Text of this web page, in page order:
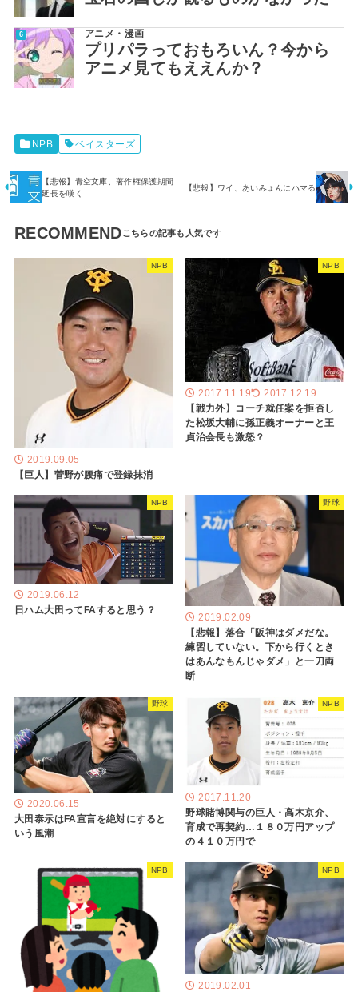
アニメ・漫画
プリパラっておもろいん？今から
アニメ見てもええんか？
NPB ベイスターズ
【悲報】青空文庫、著作権保護期間
延長を嘆く
【悲報】ワイ、あいみょんにハマる
RECOMMEND
NPB
2019.09.05
【巨人】菅野が腰痛で登録抹消
NPB
2017.11.19 2017.12.19
【戦力外】コーチ就任案を拒否し
た松坂大輔に孫正義オーナーと王
貞治会長も激怒？
NPB
2019.06.12
日ハム大田ってFAすると思う？
野球
2019.02.09
【悲報】落合「阪神はダメだな。
練習していない。下から行くとき
はあんなもんじゃダメ」と一刀両
断
野球
2020.06.15
大田泰示はFA宣言を絶対にすると
いう風潮
NPB
2017.11.20
野球賭博関与の巨人・高木京介、
育成で再契約…１８０万円アップ
の４１０万円で
NPB NPB
2019.02.01